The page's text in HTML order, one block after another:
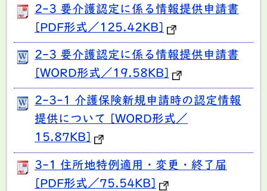
2-3 要介護認定に係る情報提供申請書
[PDF形式／125.42KB]
2-3 要介護認定に係る情報提供申請書
[WORD形式／19.58KB]
2-3-1 介護保険新規申請時の認定情報
提供について [WORD形式／
15.87KB]
3-1 住所地特例適用・変更・終了届
[PDF形式／75.54KB]